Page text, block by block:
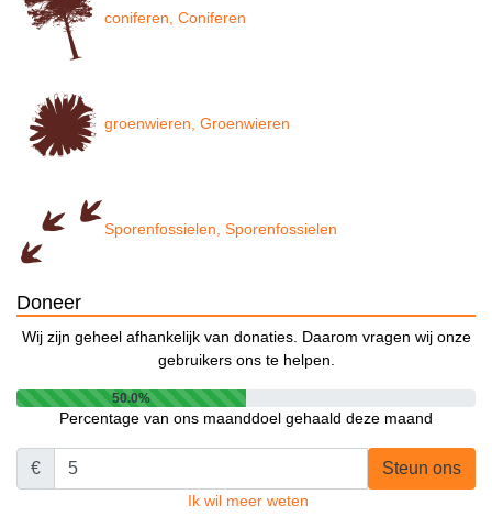
coniferen, Coniferen
groenwieren, Groenwieren
Sporenfossielen, Sporenfossielen
Doneer
Wij zijn geheel afhankelijk van donaties. Daarom vragen wij onze
gebruikers ons te helpen.
50.0%
Percentage van ons maanddoel gehaald deze maand
€ Steun ons
Ik wil meer weten